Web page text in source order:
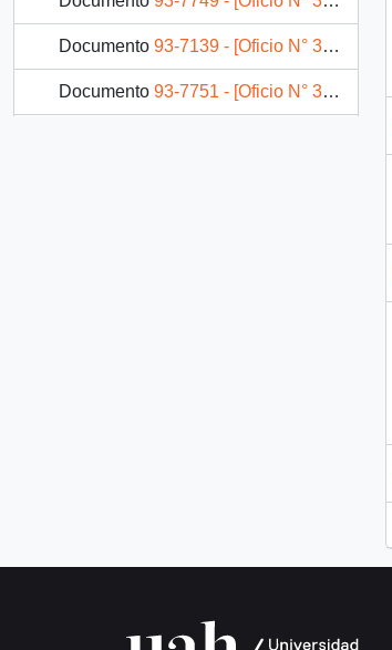
Documento 93-7139 - [Oficio N° 365 de la Cámara de Diputados]
Documento 93-7751 - [Oficio N° 368 de la Cámara de Diputados]